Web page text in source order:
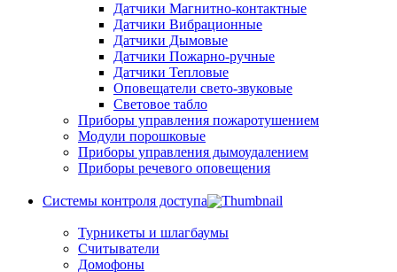
Датчики Магнитно-контактные
Датчики Вибрационные
Датчики Дымовые
Датчики Пожарно-ручные
Датчики Тепловые
Оповещатели свето-звуковые
Световое табло
Приборы управления пожаротушением
Модули порошковые
Приборы управления дымоудалением
Приборы речевого оповещения
Системы контроля доступа
Турникеты и шлагбаумы
Cчитыватели
Домофоны